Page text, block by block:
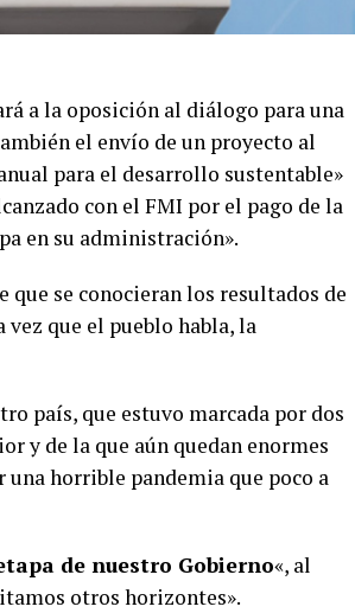
a la oposición al diálogo para una
el envío de un proyecto al
para el desarrollo sustentable»
con el FMI por el pago de la
en su administración».
que se conocieran los resultados de
vez que el pueblo habla, la
país, que estuvo marcada por dos
y de la que aún quedan enormes
horrible pandemia que poco a
de nuestro Gobierno«, al
otros horizontes».